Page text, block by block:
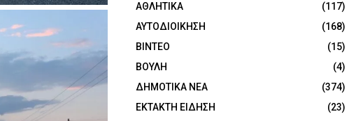
ΑΘΛΗΤΙΚΑ
(117)
ΑΥΤΟΔΙΟΙΚΗΣΗ
(168)
ΒΙΝΤΕΟ
(15)
ΒΟΥΛΗ
(4)
ΔΗΜΟΤΙΚΑ ΝΕΑ
(374)
ΕΚΤΑΚΤΗ ΕΙΔΗΣΗ
(23)